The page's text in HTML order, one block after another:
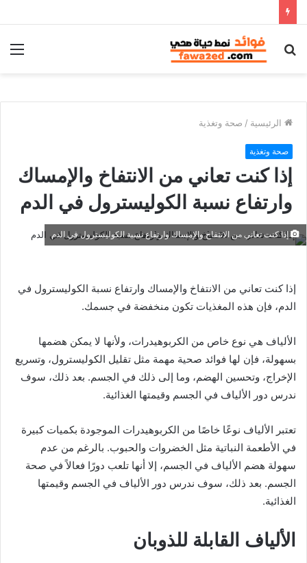
بحث
الرئيسية / صحة وتغذية
صحة وتغذية
إذا كنت تعاني من الانتفاخ والإمساك
وارتفاع نسبة الكوليسترول في الدم
إذا كنت تعاني من الانتفاخ والإمساك وارتفاع نسبة الكوليسترول في الدم
إذا كنت تعاني من الانتفاخ والإمساك وارتفاع نسبة الكوليسترول في
الدم، فإن هذه المغذيات تكون منخفضة في جسمك.
الألياف هي نوع خاص من الكربوهيدرات، ولأنها لا يمكن هضمها
بسهولة، فإن لها فوائد صحية مهمة مثل تقليل الكوليسترول، وتسريع
الإخراج، وتحسين الهضم، وما إلى ذلك في الجسم. بعد ذلك، سوف
ندرس دور الألياف في الجسم وقيمتها الغذائية.
تعتبر الألياف نوعًا خاصًا من الكربوهيدرات الموجودة بكميات كبيرة
في الأطعمة النباتية مثل الخضروات والحبوب. بالرغم من عدم
سهولة هضم الألياف في الجسم، إلا أنها تلعب دورًا فعالاً في صحة
الجسم. بعد ذلك، سوف ندرس دور الألياف في الجسم وقيمتها
الغذائية.
الألياف القابلة للذوبان